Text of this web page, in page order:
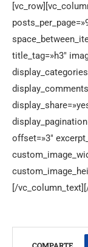
title_tag=»h3″
offset=»3″
[/
COMPARTE